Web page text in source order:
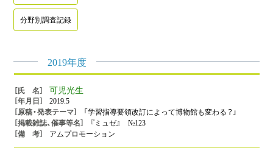
分野別調査記録
2019年度
可児光生
2019.5
「学習指導要領改訂によって博物館も変わる？」
『ミュゼ』 №123
アムプロモーション